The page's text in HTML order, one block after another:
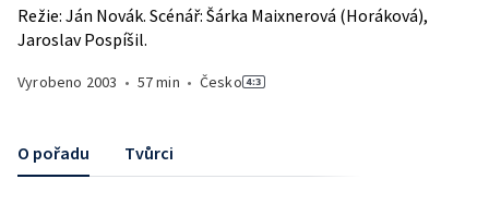
Režie: Ján Novák. Scénář: Šárka Maixnerová (Horáková),
Jaroslav Pospíšil.
Vyrobeno 2003 • 57 min • Česko
O pořadu Tvůrci